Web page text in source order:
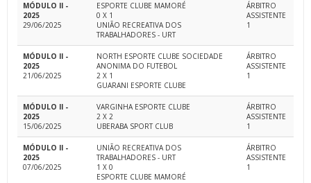
MÓDULO II -
2025
29/06/2025
ESPORTE CLUBE MAMORÉ
0 X 1
UNIÃO RECREATIVA DOS
TRABALHADORES - URT
ÁRBITRO
ASSISTENTE
1
MÓDULO II -
2025
21/06/2025
NORTH ESPORTE CLUBE SOCIEDADE
ANONIMA DO FUTEBOL
2 X 1
GUARANI ESPORTE CLUBE
ÁRBITRO
ASSISTENTE
1
MÓDULO II -
2025
15/06/2025
VARGINHA ESPORTE CLUBE
2 X 2
UBERABA SPORT CLUB
ÁRBITRO
ASSISTENTE
1
MÓDULO II -
2025
07/06/2025
UNIÃO RECREATIVA DOS
TRABALHADORES - URT
1 X 0
ESPORTE CLUBE MAMORÉ
ÁRBITRO
ASSISTENTE
1